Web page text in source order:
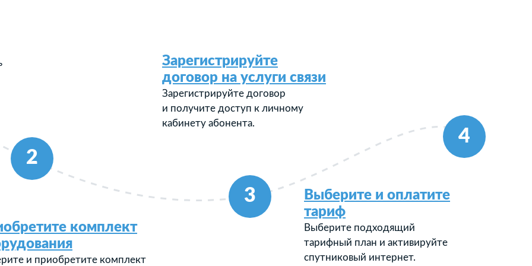
2
3
4
комплект
и приобретите комплект
Зарегистрируйте
договор на услуги связи
Зарегистрируйте договор
и получите доступ к личному
кабинету абонента.
Выберите и оплатите
тариф
Выберите подходящий
тарифный план и активируйте
спутниковый интернет.